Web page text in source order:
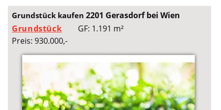
Grundstück kaufen2201 Gerasdorf bei Wien
Grundstück
GF: 1.191 m²
Preis: 930.000,-